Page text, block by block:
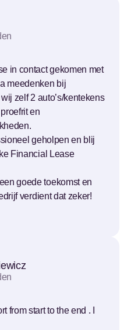
in contact gekomen met
meedenken bij
zelf 2 auto’s/kentekens
en
geholpen en blij
Financial Lease
goede toekomst en
verdient dat zeker!
from start to the end . I